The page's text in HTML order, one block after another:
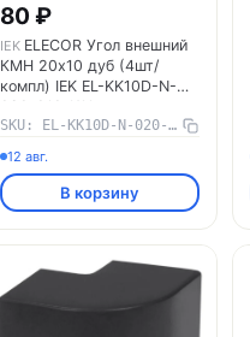
80 ₽
IEK ELECOR Угол внешний
КМН 20х10 дуб (4шт/
компл) IEK EL-KK10D-N-
020-010-K11
SKU: EL-KK10D-N-020-010-K11
12 авг.
В корзину